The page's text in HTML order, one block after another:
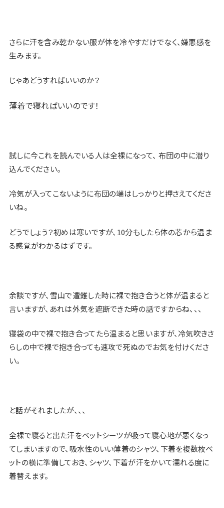
さらに汗を含み乾かない服が体を冷やすだけでなく、嫌悪感を
生みます。
じゃあどうすればいいのか？
薄着で寝ればいいのです！
試しに今これを読んでいる人は全裸になって、 布団の中に潜り
込んでください。
冷気が入ってこないように布団の端はしっかりと押さえてくださ
いね。
どうでしょう？初めは寒いですが、 10分もしたら体の芯から温ま
る感覚がわかるはずです。
余談ですが、雪山で遭難した時に裸で抱き合うと体が温まると
言いますが、あれは外気を遮断できた時の話ですからね、、、
寝袋の中で裸で抱き合ってたら温まると思いますが、冷気吹きさ
らしの中で裸で抱き合っても速攻で死ぬのでお気を付けくださ
い。
と話がそれましたが、、、
全裸で寝ると出た汗をベットシーツが吸って寝心地が悪くなっ
てしまいますので、吸水性のいい薄着のシャツ、下着を複数枚ベ
ットの横に準備しておき、シャツ、下着が汗をかいて濡れる度に
着替えます。